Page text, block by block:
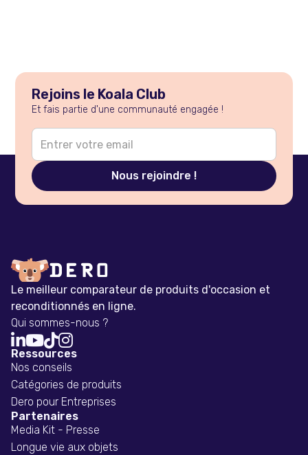
Rejoins le Koala Club
Et fais partie d'une communauté engagée !
Le meilleur comparateur de produits d'occasion et
reconditionnés en ligne.
Qui sommes-nous ?

Ressources
Nos conseils
Catégories de produits
Dero pour Entreprises
Partenaires
Media Kit - Presse
Longue vie aux objets